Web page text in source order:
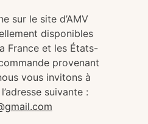
sur le site d’AMV
disponibles
France et les États-
provenant
vous invitons à
suivante :